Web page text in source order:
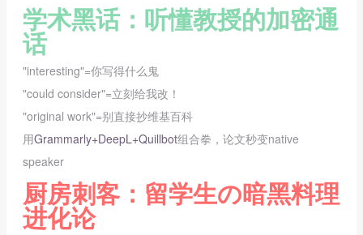
学术黑话：听懂教授的加密通
话
"interesting"=你写得什么鬼
"could consider"=立刻给我改！
"original work"=别直接抄维基百科
用Grammarly+DeepL+Quillbot组合拳，论文秒变native
speaker
厨房刺客：留学生の暗黑料理
进化论